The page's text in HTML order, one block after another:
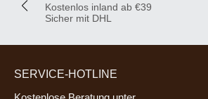
Kostenlos inland ab €39
Sicher mit DHL
SERVICE-HOTLINE